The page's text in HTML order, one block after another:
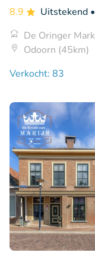
8.9 Uitstekend
De Oringer
Odoorn (45km)
Verkocht: 83